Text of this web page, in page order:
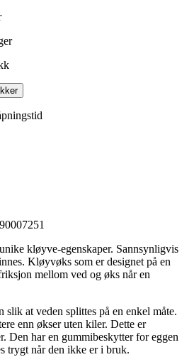
kløyve-egenskaper. Sannsynligvis
Kløyvøks som er designet på en
mellom ved og øks når en
at veden splittes på en enkel måte.
enn økser uten kiler. Dette er
Den har en gummibeskytter for eggen
trygt når den ikke er i bruk.